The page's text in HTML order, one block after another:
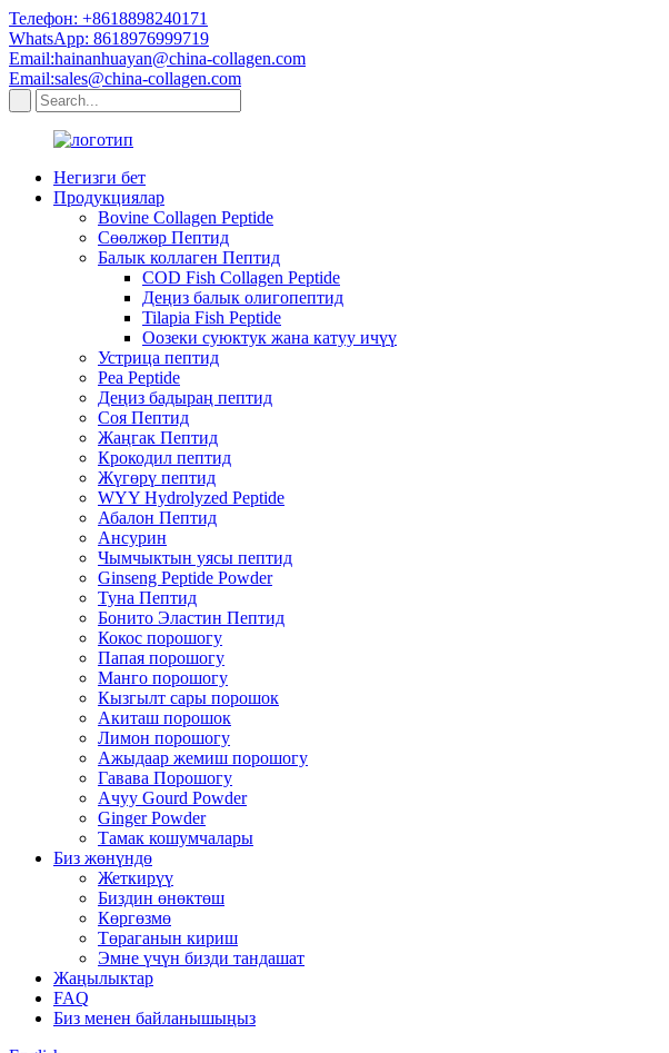
Телефон: +8618898240171
WhatsApp: 8618976999719
Email:hainanhuayan@china-collagen.com
Email:sales@china-collagen.com
Негизги бет
Продукциялар
Bovine Collagen Peptide
Сөөлжөр Пептид
Балык коллаген Пептид
COD Fish Collagen Peptide
Деңиз балык олигопептид
Tilapia Fish Peptide
Оозеки суюктук жана катуу ичүү
Устрица пептид
Pea Peptide
Деңиз бадыраң пептид
Соя Пептид
Жаңгак Пептид
Крокодил пептид
Жүгөрү пептид
WYY Hydrolyzed Peptide
Абалон Пептид
Ансурин
Чымчыктын уясы пептид
Ginseng Peptide Powder
Туна Пептид
Бонито Эластин Пептид
Кокос порошогу
Папая порошогу
Манго порошогу
Кызгылт сары порошок
Акиташ порошок
Лимон порошогу
Ажыдаар жемиш порошогу
Гавава Порошогу
Ачуу Gourd Powder
Ginger Powder
Тамак кошумчалары
Биз жөнүндө
Жеткирүү
Биздин өнөктөш
Көргөзмө
Төраганын кириш
Эмне үчүн бизди тандашат
Жаңылыктар
FAQ
Биз менен байланышыңыз